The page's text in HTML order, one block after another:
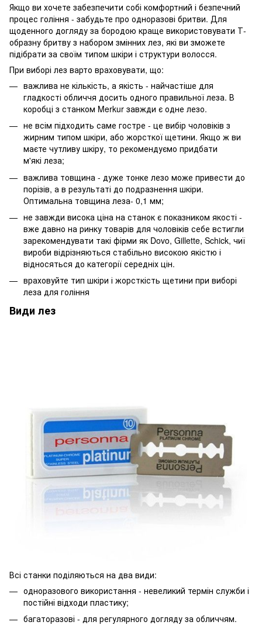
Якщо ви хочете забезпечити собі комфортний і безпечний
процес гоління - забудьте про одноразові бритви. Для
щоденного догляду за бородою краще використовувати Т-
образну бритву з набором змінних лез, які ви зможете
підібрати за своїм типом шкіри і структури волосся.
При виборі лез варто враховувати, що:
важлива не кількість, а якість - найчастіше для
гладкості обличчя досить одного правильної леза. В
коробці з станком Merkur завжди є одне лезо.
не всім підходить саме гостре - це вибір чоловіків з
жирним типом шкіри, або жорсткої щетини. Якщо ж ви
маєте чутливу ​​шкіру, то рекомендуємо придбати
м'які леза;
важлива товщина - дуже тонке лезо може привести до
порізів, а в результаті до подразнення шкіри.
Оптимальна товщина леза- 0,1 мм;
не завжди висока ціна на станок є показником якості -
вже давно на ринку товарів для чоловіків себе встигли
зарекомендувати такі фірми як Dovo, Gillette, Schick, чиї
вироби відрізняються стабільно високою якістю і
відносяться до категорії середніх цін.
враховуйте тип шкіри і жорсткість щетини при виборі
леза для гоління
Види лез
Всі станки поділяються на два види:
одноразового використання - невеликий термін служби і
постійні відходи пластику;
багаторазові - для регулярного догляду за обличчям.